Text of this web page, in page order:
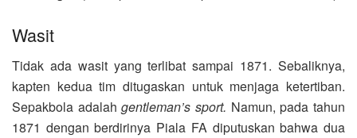
Wasit
Tidak ada wasit yang terlibat sampai 1871. Sebaliknya,
kapten kedua tim ditugaskan untuk menjaga ketertiban.
Sepakbola adalahgentleman’s sport. Namun, pada tahun
1871 dengan berdirinya Piala FA diputuskan bahwa dua